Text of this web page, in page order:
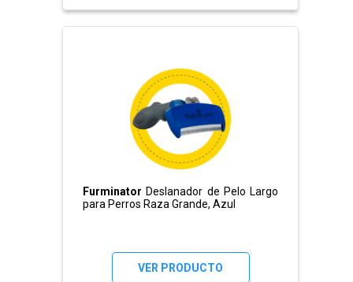
Furminator Deslanador de Pelo Largo
para Perros Raza Grande, Azul
VER PRODUCTO